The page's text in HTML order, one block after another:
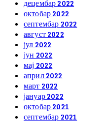
децембар 2022
октобар 2022
септембар 2022
август 2022
јул 2022
јун 2022
мај 2022
април 2022
март 2022
јануар 2022
октобар 2021
септембар 2021